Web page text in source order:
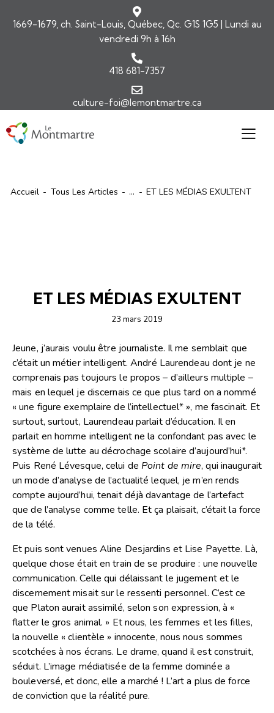
1669-1679, ch. Saint-Louis, Québec, Qc. G1S 1G5 | Lundi au
vendredi 9h à 16h
418 681-7357
culture-foi@lemontmartre.ca
Accueil Tous Les Articles ... ET LES MÉDIAS EXULTENT
ET LES MÉDIAS EXULTENT
23 mars 2019
Jeune, j’aurais voulu être journaliste. Il me semblait que
c’était un métier intelligent. André Laurendeau dont je ne
comprenais pas toujours le propos – d’ailleurs multiple –
mais en lequel je discernais ce que plus tard on a nommé
« une figure exemplaire de l’intellectuel* », me fascinait. Et
surtout, surtout, Laurendeau parlait d’éducation. Il en
parlait en homme intelligent ne la confondant pas avec le
système de lutte au décrochage scolaire d’aujourd’hui*.
Puis René Lévesque, celui de Point de mire, qui inaugurait
un mode d’analyse de l’actualité lequel, je m’en rends
compte aujourd’hui, tenait déjà davantage de l’artefact
que de l’analyse comme telle. Et ça plaisait, c’était la force
de la télé.
Et puis sont venues Aline Desjardins et Lise Payette. Là,
quelque chose était en train de se produire : une nouvelle
communication. Celle qui délaissant le jugement et le
discernement misait sur le ressenti personnel. C’est ce
que Platon aurait assimilé, selon son expression, à «
flatter le gros animal. » Et nous, les femmes et les filles,
la nouvelle « clientèle » innocente, nous nous sommes
scotchées à nos écrans. Le drame, quand il est construit,
séduit. L’image médiatisée de la femme dominée a
bouleversé, et donc, elle a marché ! L’art a plus de force
de conviction que la réalité pure.